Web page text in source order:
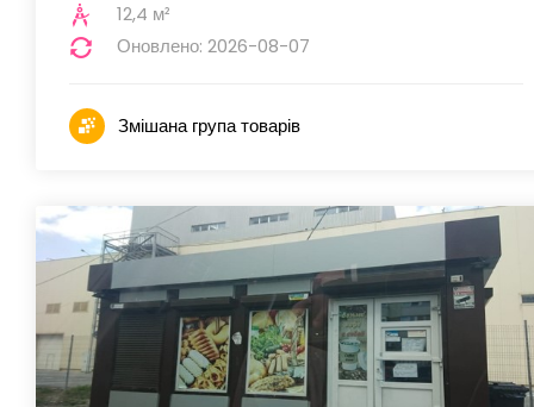
12,4 м²
Оновлено: 2026-08-07
Змішана група товарів